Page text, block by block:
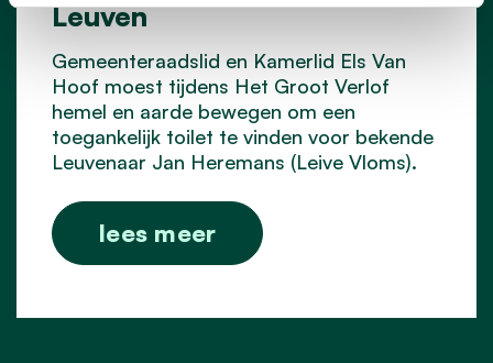
Leuven
Gemeenteraadslid en Kamerlid Els Van
Hoof moest tijdens Het Groot Verlof
hemel en aarde bewegen om een
toegankelijk toilet te vinden voor bekende
Leuvenaar Jan Heremans (Leive Vloms).
lees meer